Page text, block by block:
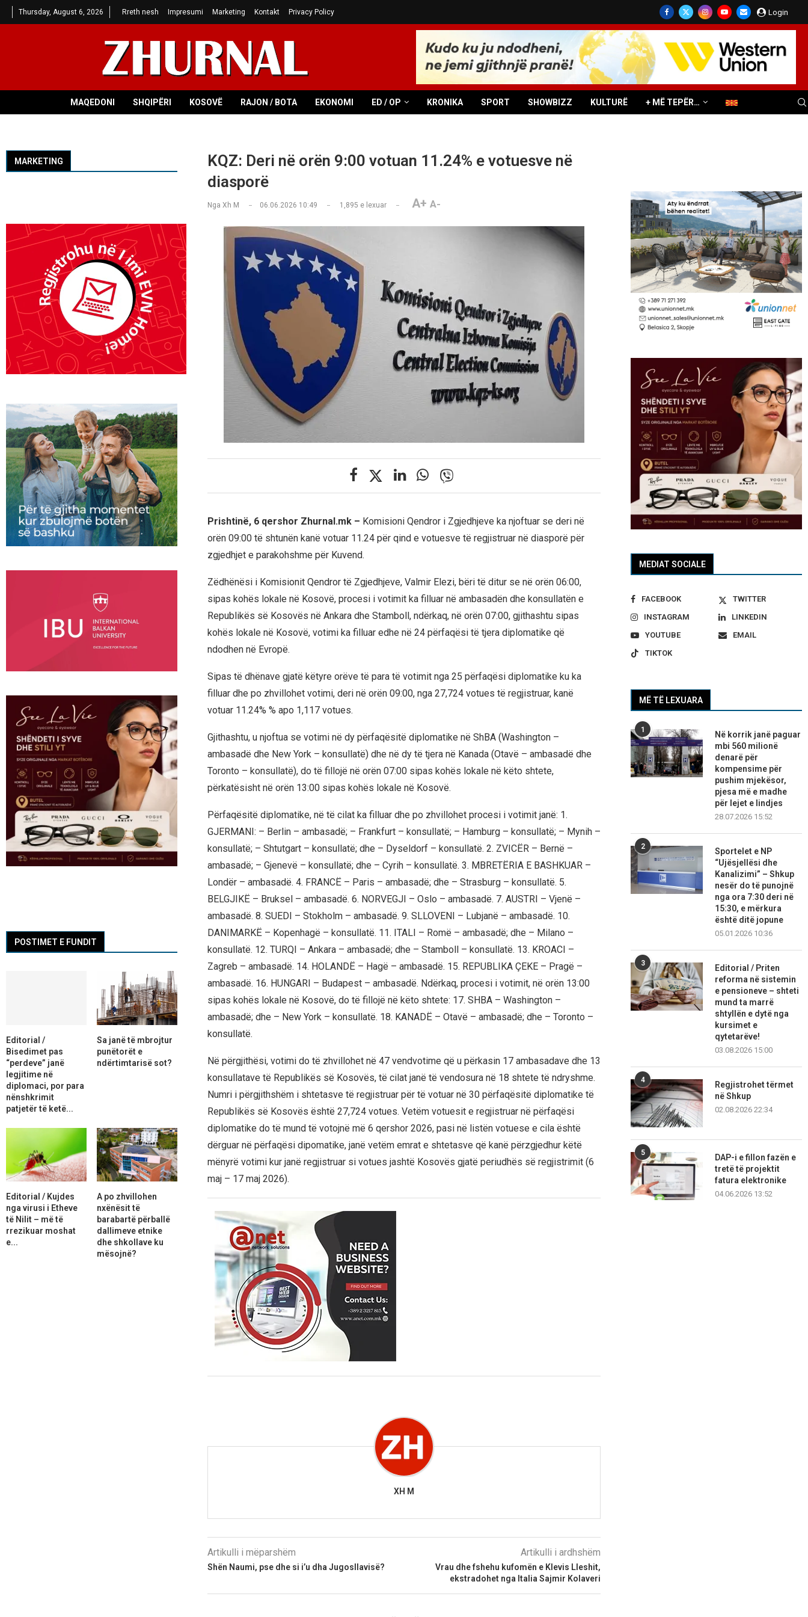
Thursday, August 6, 2026 Rreth nesh Impresumi Marketing Kontakt Privacy Policy Login
MAQEDONI SHQIPËRI KOSOVË RAJON / BOTA EKONOMI ED / OP KRONIKA SPORT SHOWBIZZ KULTURË + MË TEPËR…
KQZ: Deri në orën 9:00 votuan 11.24% e votuesve në
diasporë
Nga Xh M 06.06.2026 10:49 1,895 e lexuar A+ A-
Prishtinë, 6 qershor Zhurnal.mk – Komisioni Qendror i Zgjedhjeve ka njoftuar se deri në
orën 09:00 të shtunën kanë votuar 11.24 për qind e votuesve të regjistruar në diasporë për
zgjedhjet e parakohshme për Kuvend.
Zëdhënësi i Komisionit Qendror të Zgjedhjeve, Valmir Elezi, bëri të ditur se në orën 06:00,
sipas kohës lokale në Kosovë, procesi i votimit ka filluar në ambasadën dhe konsullatën e
Republikës së Kosovës në Ankara dhe Stamboll, ndërkaq, në orën 07:00, gjithashtu sipas
kohës lokale në Kosovë, votimi ka filluar edhe në 24 përfaqësi të tjera diplomatike që
ndodhen në Evropë.
Sipas të dhënave gjatë këtyre orëve të para të votimit nga 25 përfaqësi diplomatike ku ka
filluar dhe po zhvillohet votimi, deri në orën 09:00, nga 27,724 votues të regjistruar, kanë
votuar 11.24% % apo 1,117 votues.
Gjithashtu, u njoftua se votimi në dy përfaqësitë diplomatike në ShBA (Washington –
ambasadë dhe New York – konsullatë) dhe në dy të tjera në Kanada (Otavë – ambasadë dhe
Toronto – konsullatë), do të fillojë në orën 07:00 sipas kohës lokale në këto shtete,
përkatësisht në orën 13:00 sipas kohës lokale në Kosovë.
Përfaqësitë diplomatike, në të cilat ka filluar dhe po zhvillohet procesi i votimit janë: 1.
GJERMANI: – Berlin – ambasadë; – Frankfurt – konsullatë; – Hamburg – konsullatë; – Mynih –
konsullatë; – Shtutgart – konsullatë; dhe – Dyseldorf – konsullatë. 2. ZVICËR – Bernë –
ambasadë; – Gjenevë – konsullatë; dhe – Cyrih – konsullatë. 3. MBRETËRIA E BASHKUAR –
Londër – ambasadë. 4. FRANCË – Paris – ambasadë; dhe – Strasburg – konsullatë. 5.
BELGJIKË – Bruksel – ambasadë. 6. NORVEGJI – Oslo – ambasadë. 7. AUSTRI – Vjenë –
ambasadë. 8. SUEDI – Stokholm – ambasadë. 9. SLLOVENI – Lubjanë – ambasadë. 10.
DANIMARKË – Kopenhagë – konsullatë. 11. ITALI – Romë – ambasadë; dhe – Milano –
konsullatë. 12. TURQI – Ankara – ambasadë; dhe – Stamboll – konsullatë. 13. KROACI –
Zagreb – ambasadë. 14. HOLANDË – Hagë – ambasadë. 15. REPUBLIKA ÇEKE – Pragë –
ambasadë. 16. HUNGARI – Budapest – ambasadë. Ndërkaq, procesi i votimit, në orën 13:00
sipas kohës lokale në Kosovë, do të fillojë në këto shtete: 17. SHBA – Washington –
ambasadë; dhe – New York – konsullatë. 18. KANADË – Otavë – ambasadë; dhe – Toronto –
konsullatë.
Në përgjithësi, votimi do të zhvillohet në 47 vendvotime që u përkasin 17 ambasadave dhe 13
konsullatave të Republikës së Kosovës, të cilat janë të vendosura në 18 shtete të ndryshme.
Numri i përgjithshëm i shtetasve të regjistruar për të votuar në 30 përfaqësitë diplomatike të
Republikës së Kosovës është 27,724 votues. Vetëm votuesit e regjistruar në përfaqësi
diplomatike do të mund të votojnë më 6 qershor 2026, pasi në listën votuese e cila është
dërguar në përfaqësi dipomatike, janë vetëm emrat e shtetasve që kanë përzgjedhur këtë
mënyrë votimi kur janë regjistruar si votues jashtë Kosovës gjatë periudhës së regjistrimit (6
maj – 17 maj 2026).
XH M
Artikulli i mëparshëm
Shën Naumi, pse dhe si i’u dha Jugosllavisë?
Artikulli i ardhshëm
Vrau dhe fshehu kufomën e Klevis Lleshit,
ekstradohet nga Italia Sajmir Kolaveri
MEDIAT SOCIALE
FACEBOOK
TWITTER
INSTAGRAM
LINKEDIN
YOUTUBE
EMAIL
TIKTOK
MË TË LEXUARA
1
Në korrik janë paguar
mbi 560 milionë
denarë për
kompensime për
pushim mjekësor,
pjesa më e madhe
për lejet e lindjes
28.07.2026 15:52
2
Sportelet e NP
“Ujësjellësi dhe
Kanalizimi” – Shkup
nesër do të punojnë
nga ora 7:30 deri në
15:30, e mërkura
është ditë jopune
05.01.2026 10:36
3
Editorial / Priten
reforma në sistemin
e pensioneve – shteti
mund ta marrë
shtyllën e dytë nga
kursimet e
qytetarëve!
03.08.2026 15:00
4
Regjistrohet tërmet
në Shkup
02.08.2026 22:34
5
DAP-i e fillon fazën e
tretë të projektit
fatura elektronike
04.06.2026 13:52
MARKETING
POSTIMET E FUNDIT
Editorial /
Bisedimet pas
“perdeve” janë
legjitime në
diplomaci, por para
nënshkrimit
patjetër të ketë...
Sa janë të mbrojtur
punëtorët e
ndërtimtarisë sot?
Editorial / Kujdes
nga virusi i Etheve
të Nilit – më të
rrezikuar moshat
e...
A po zhvillohen
nxënësit të
barabartë përballë
dallimeve etnike
dhe shkollave ku
mësojnë?